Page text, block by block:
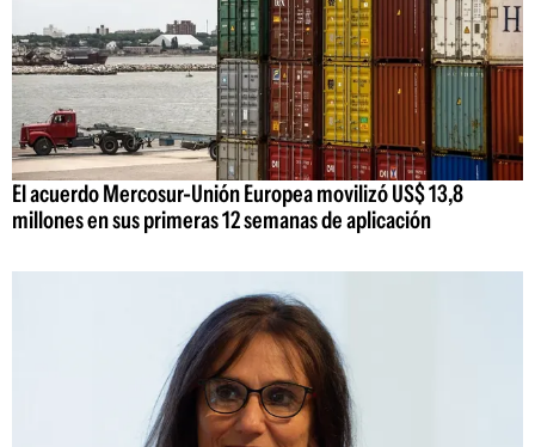
El acuerdo Mercosur-Unión Europea movilizó US$ 13,8
millones en sus primeras 12 semanas de aplicación